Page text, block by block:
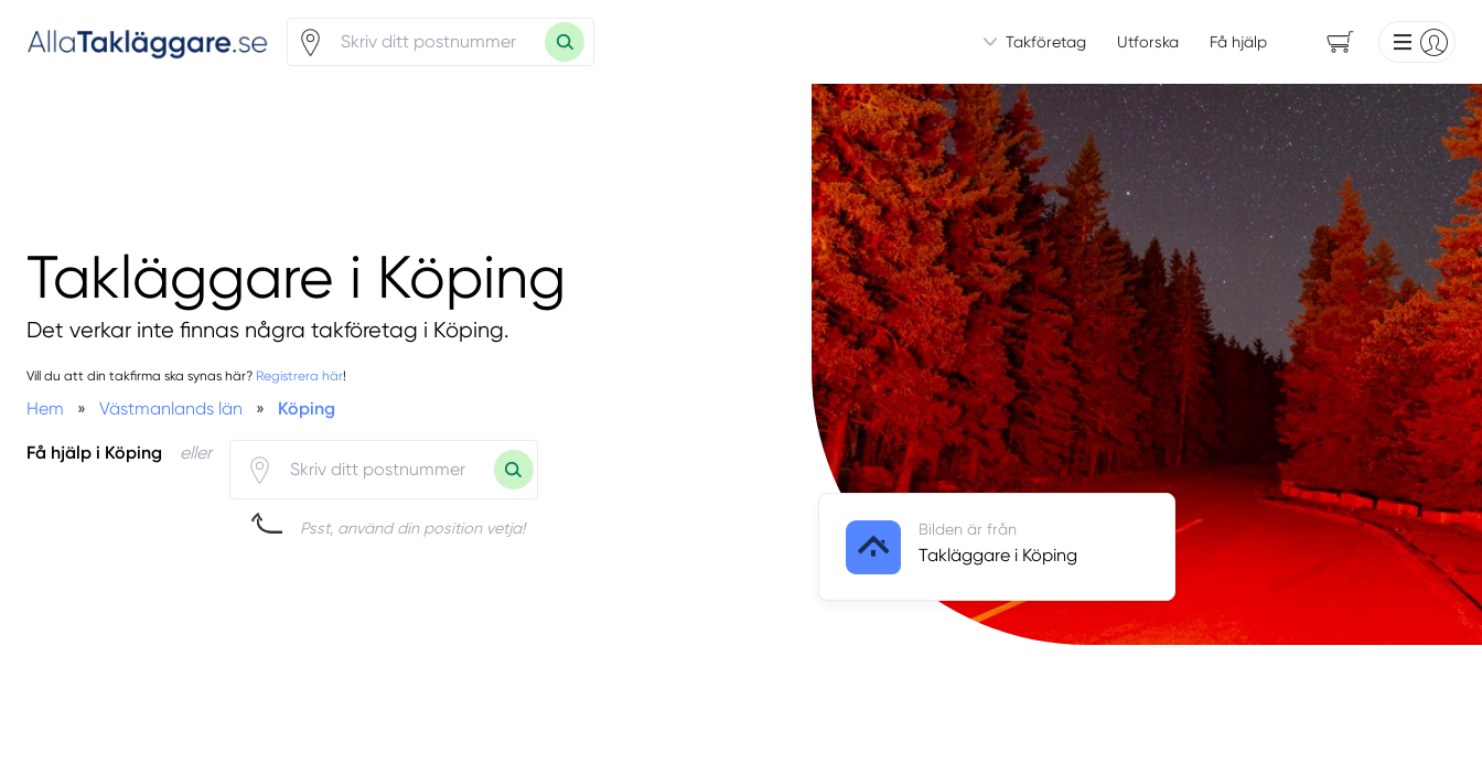
Takföretag Utforska Få hjälp
Takläggare i Köping
Det verkar inte finnas några takföretag i Köping.
Vill du att din takfirma ska synas här? Registrera här!
Hem » Västmanlands län » Köping
Få hjälp i Köping eller
Psst, använd din position vetja! Bilden är från
Takläggare i Köping